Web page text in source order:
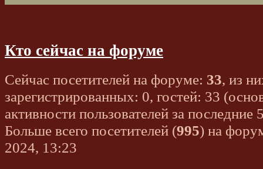
Кто сейчас на форуме
Сейчас посетителей на форуме: 33, из
зарегистрированных: 0, гостей: 33
активности пользователей за последние
Больше всего посетителей (995) на
2024, 13:23